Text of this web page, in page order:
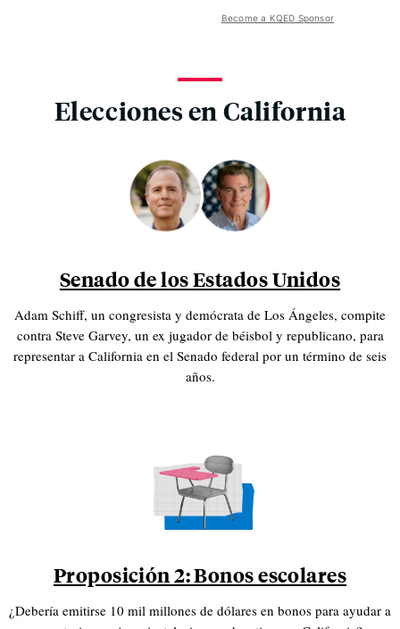
Become a KQED Sponsor
Elecciones en California
Senado de los Estados Unidos
Adam Schiff, un congresista y demócrata de Los Ángeles, compite
contra Steve Garvey, un ex jugador de béisbol y republicano, para
representar a California en el Senado federal por un término de seis
años.
Proposición 2: Bonos escolares
¿Debería emitirse 10 mil millones de dólares en bonos para ayudar a